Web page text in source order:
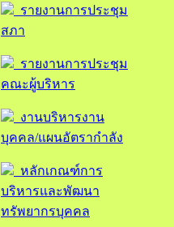
รายงานการประชุม
สภา
รายงานการประชุม
คณะผู้บริหาร
งานบริหารงาน
บุคคล/แผนอัตรากำลัง
หลักเกณฑ์การ
บริหารและพัฒนา
ทรัพยากรบุคคล